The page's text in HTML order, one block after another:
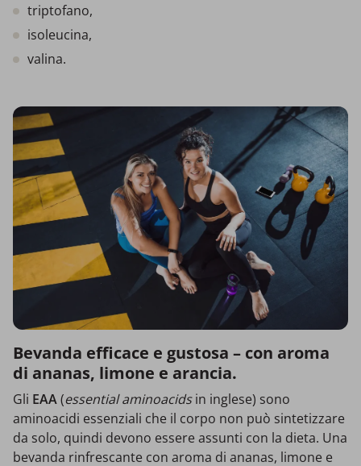
triptofano,
isoleucina,
valina.
Bevanda efficace e gustosa – con aroma
di ananas, limone e arancia.
Gli EAA(essential aminoacidsin inglese) sono
aminoacidi essenziali che il corpo non può sintetizzare
da solo, quindi devono essere assunti con la dieta. Una
bevanda rinfrescante con aroma di ananas, limone e